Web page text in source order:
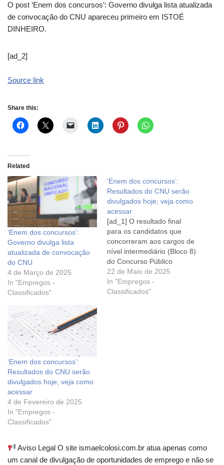
O post ‘Enem dos concursos’: Governo divulga lista atualizada
de convocação do CNU apareceu primeiro em ISTOÉ
DINHEIRO.
[ad_2]
Source link
Share this:
Related
‘Enem dos concursos’:
Governo divulga lista
atualizada de convocação
do CNU
4 de Março de 2025
In "Empregos -
Classificados"
‘Enem dos concursos’:
Resultados do CNU serão
divulgados hoje; veja como
acessar
[ad_1] O resultado final
para os candidatos que
concorreram aos cargos de
nível intermediário (Bloco 8)
do Concurso Público
Nacional Unificado (CPNU)
estará disponível a partir
das 10h desta terça-feira, 4,
22 de Maio de 2025
In "Empregos -
Classificados"
‘Enem dos concursos’:
Resultados do CNU serão
divulgados hoje; veja como
acessar
4 de Fevereiro de 2025
In "Empregos -
Classificados"
Aviso Legal O site ismaelcolosi.com.br atua apenas como
um canal de divulgação de oportunidades de emprego e não se